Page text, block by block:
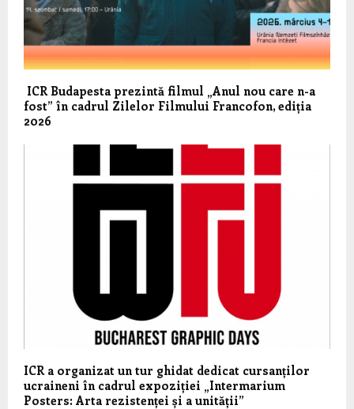
ICR Budapesta prezintă filmul „Anul nou care n-a
fost” în cadrul Zilelor Filmului Francofon, ediția
2026
ICR a organizat un tur ghidat dedicat cursanților
ucraineni în cadrul expoziției „Intermarium
Posters: Arta rezistenței și a unității”